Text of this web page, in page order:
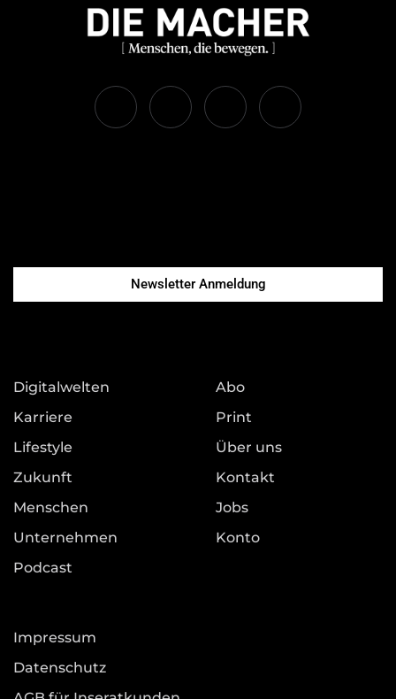
Newsletter Anmeldung
Digitalwelten
Karriere
Lifestyle
Zukunft
Menschen
Unternehmen
Podcast
Abo
Print
Über uns
Kontakt
Jobs
Konto
Impressum
Datenschutz